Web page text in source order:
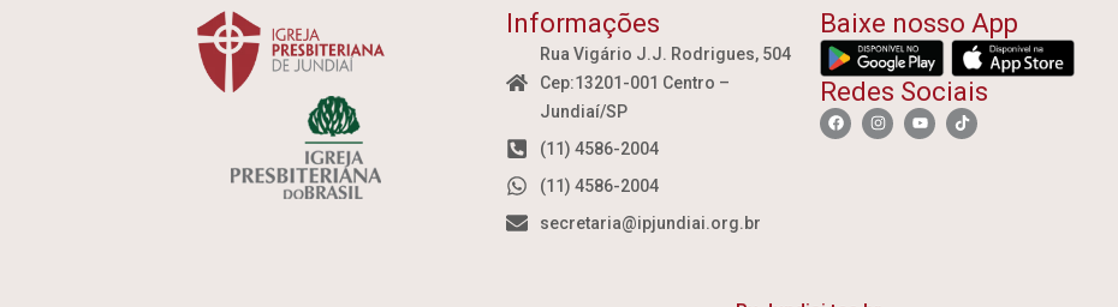
Informações
Rua Vigário J.J. Rodrigues, 504
Cep:13201-001 Centro –
Jundiaí/SP
(11) 4586-2004
(11) 4586-2004
secretaria@ipjundiai.org.br
Baixe nosso App
Redes Sociais